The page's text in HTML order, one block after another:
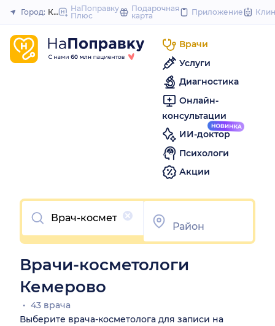
to
Закрыть
Город: КемеровоНаПоправку
Плюс
Подарочная
карта
Приложение
Врачи
Услуги
Диагностика
Онлайн-
консультации
ИИ-доктор
Психологи
Акции
Очистить
Врачи-косметологи
Кемерово
43 врача
Выберите врача-косметолога для записи на